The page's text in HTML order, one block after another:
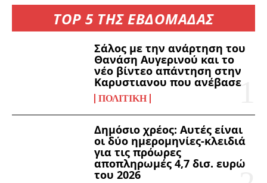
TOP 5 ΤΗΣ ΕΒΔΟΜΑΔΑΣ
Σάλος με την ανάρτηση του
Θανάση Αυγερινού και το
νέο βίντεο απάντηση στην
Καρυστιανου που ανέβασε
ΠΟΛΙΤΙΚΉ
Δημόσιο χρέος: Αυτές είναι
οι δύο ημερομηνίες-κλειδιά
για τις πρόωρες
αποπληρωμές 4,7 δισ. ευρώ
του 2026